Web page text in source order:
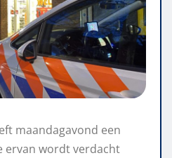
maandagavond een
ervan wordt verdacht